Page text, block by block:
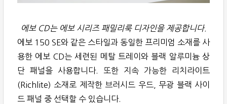
에보 CD는 에보 시리즈 패밀리룩 디자인을 제공합니다.
에보 150 SE와 같은 스타일과 동일한 프리미엄 소재를 사
용한 에보 CD는 세련된 메탈 트레이와 블랙 알루미늄 상
단 패널을 사용합니다. 또한 지속 가능한 리치라이트
(Richlite) 소재로 제작한 브러시드 우드, 무광 블랙 사이
드 패널 중 선택할 수 있습니다.